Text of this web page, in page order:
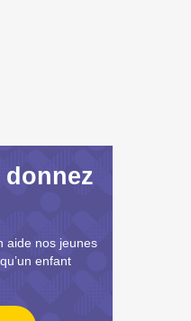
aide nos jeunes
enfant